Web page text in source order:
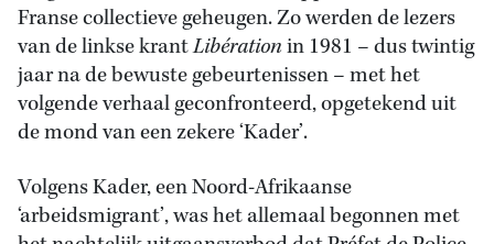
Franse collectieve geheugen. Zo werden de lezers
van de linkse krantLibérationin 1981 – dus twintig
jaar na de bewuste gebeurtenissen – met het
volgende verhaal geconfronteerd, opgetekend uit
de mond van een zekere ‘Kader’.
Volgens Kader, een Noord-Afrikaanse
‘arbeidsmigrant’, was het allemaal begonnen met